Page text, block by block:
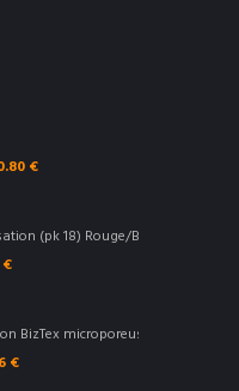
€
(pk 18) Rouge/Blanc - Portwest
€
BizTex microporeuse type 3/4/5/6
€